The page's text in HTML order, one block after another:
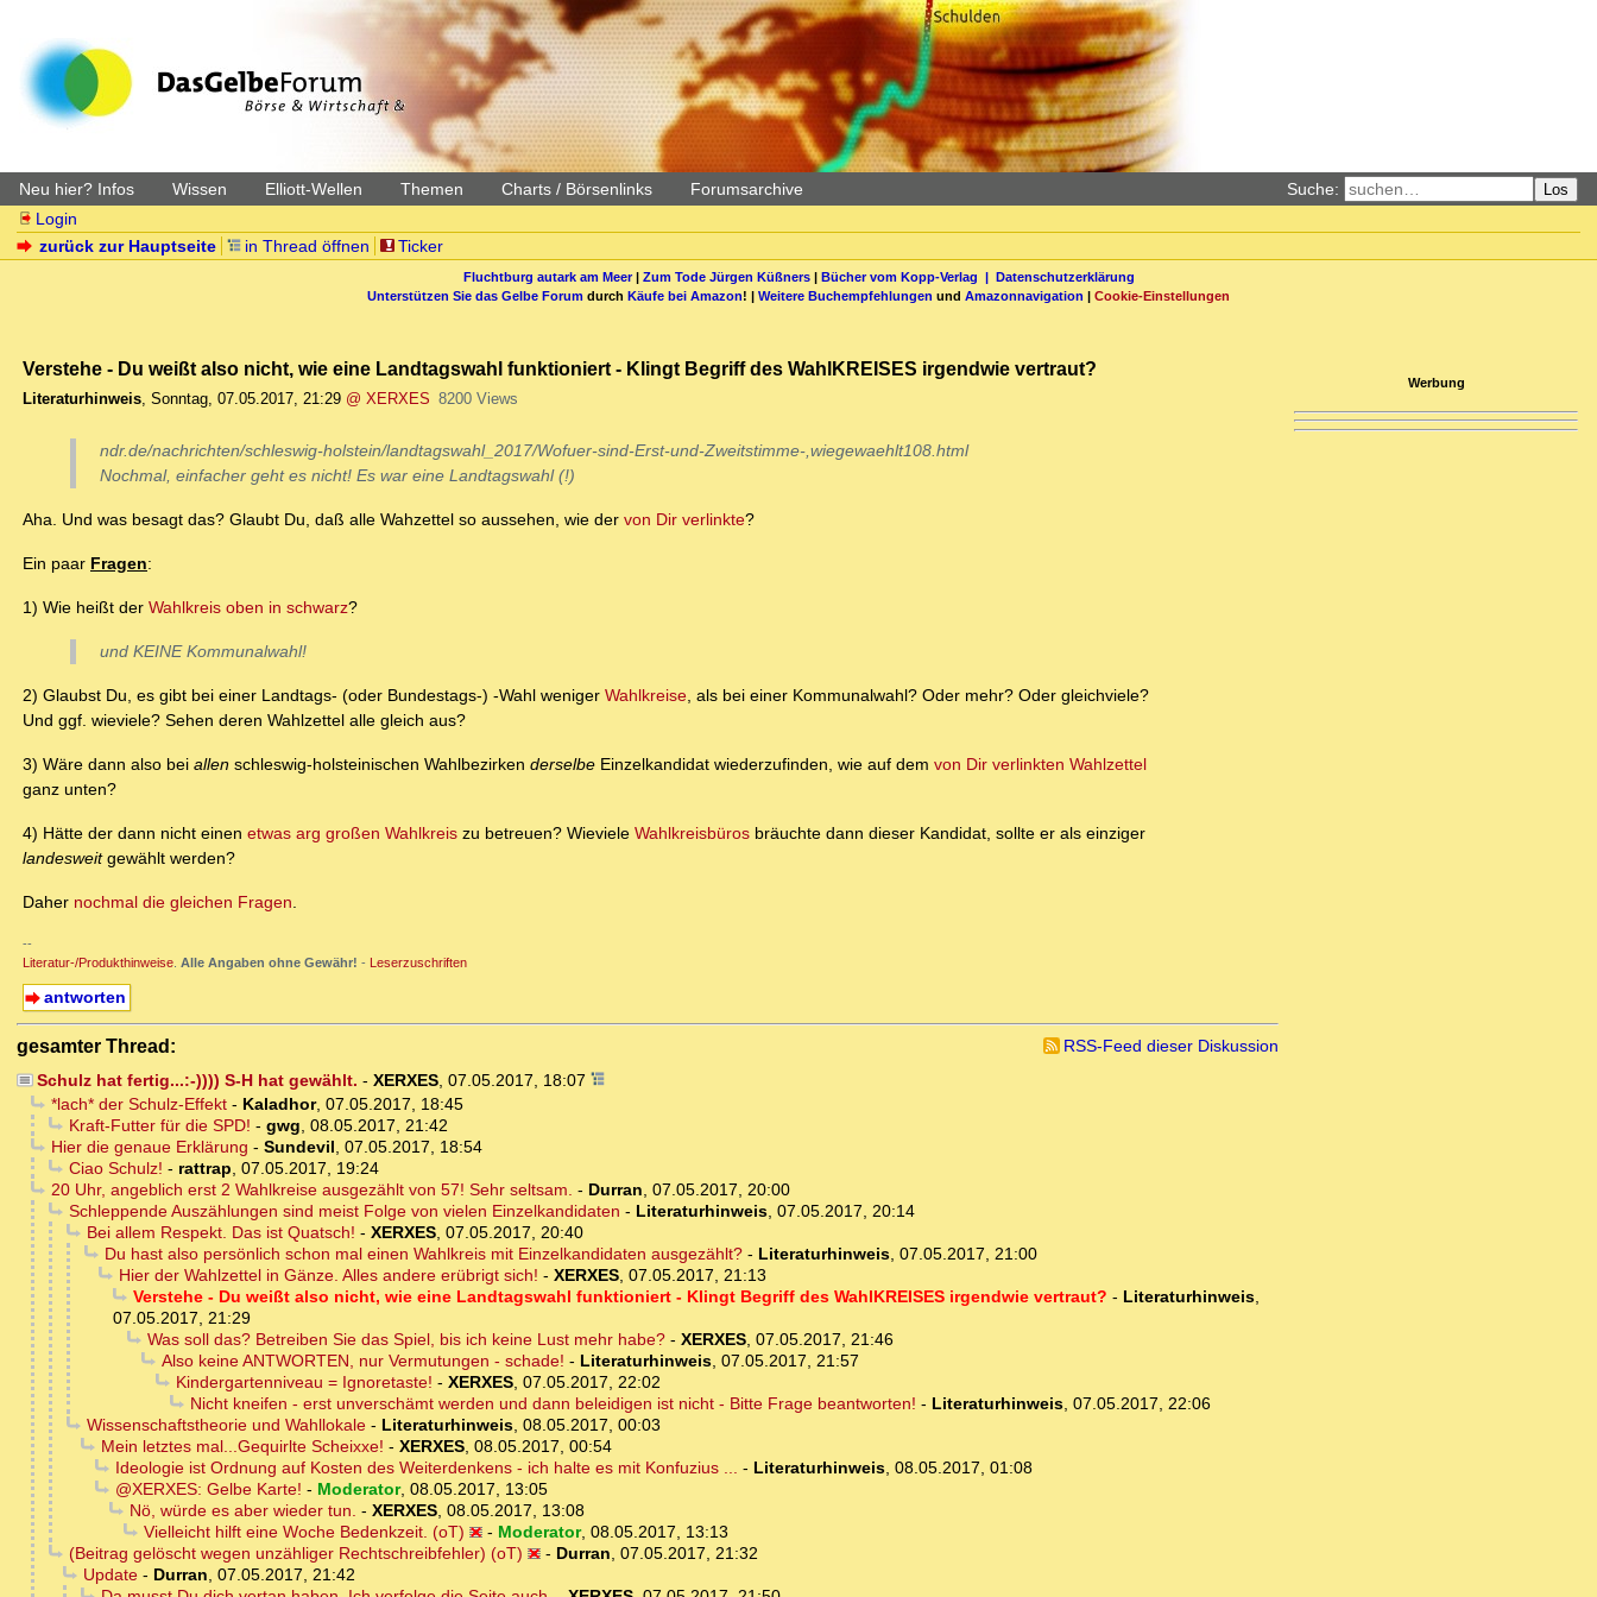
Neu hier? Infos Wissen Elliott-Wellen Themen Charts / Börsenlinks Forumsarchive Suche: Los
Login
zurück zur Hauptseite
in Thread öffnen Ticker
Fluchtburg autark am Meer| Zum Tode Jürgen Küßners| Bücher vom Kopp-Verlag | Datenschutzerklärung
Unterstützen Sie das Gelbe Forum durch Käufe bei Amazon! | Weitere Buchempfehlungen und Amazonnavigation | Cookie-Einstellungen
Verstehe - Du weißt also nicht, wie eine Landtagswahl funktioniert - Klingt Begriff des WahlKREISES irgendwie vertraut?
Literaturhinweis, Sonntag, 07.05.2017, 21:29 @ XERXES 8200 Views
ndr.de/nachrichten/schleswig-holstein/landtagswahl_2017/Wofuer-sind-Erst-und-Zweitstimme-,wiegewaehlt108.html
Nochmal, einfacher geht es nicht! Es war eine Landtagswahl (!)
Aha. Und was besagt das? Glaubt Du, daß alle Wahzettel so aussehen, wie der von Dir verlinkte?
Ein paar Fragen:
1) Wie heißt der Wahlkreis oben in schwarz?
und KEINE Kommunalwahl!
2) Glaubst Du, es gibt bei einer Landtags- (oder Bundestags-) -Wahl weniger Wahlkreise, als bei einer Kommunalwahl? Oder mehr? Oder gleichviele?
Und ggf. wieviele? Sehen deren Wahlzettel alle gleich aus?
3) Wäre dann also bei allen schleswig-holsteinischen Wahlbezirken derselbe Einzelkandidat wiederzufinden, wie auf dem von Dir verlinkten Wahlzettel
ganz unten?
4) Hätte der dann nicht einen etwas arg großen Wahlkreis zu betreuen? Wieviele Wahlkreisbüros bräuchte dann dieser Kandidat, sollte er als einziger
landesweitgewählt werden?
Daher nochmal die gleichen Fragen.
--
Literatur-/Produkthinweise. Alle Angaben ohne Gewähr! - Leserzuschriften
antworten
gesamter Thread:
RSS-Feed dieser Diskussion
Schulz hat fertig...:-)))) S-H hat gewählt. - XERXES, 07.05.2017, 18:07
*lach* der Schulz-Effekt- Kaladhor, 07.05.2017, 18:45
Kraft-Futter für die SPD! - gwg, 08.05.2017, 21:42
Hier die genaue Erklärung - Sundevil, 07.05.2017, 18:54
Ciao Schulz! - rattrap, 07.05.2017, 19:24
20 Uhr, angeblich erst 2 Wahlkreise ausgezählt von 57! Sehr seltsam. - Durran, 07.05.2017, 20:00
Schleppende Auszählungen sind meist Folge von vielen Einzelkandidaten - Literaturhinweis, 07.05.2017, 20:14
Bei allem Respekt. Das ist Quatsch! - XERXES, 07.05.2017, 20:40
Du hast also persönlich schon mal einen Wahlkreis mit Einzelkandidaten ausgezählt?- Literaturhinweis, 07.05.2017, 21:00
Hier der Wahlzettel in Gänze. Alles andere erübrigt sich! - XERXES, 07.05.2017, 21:13
Verstehe - Du weißt also nicht, wie eine Landtagswahl funktioniert - Klingt Begriff des WahlKREISES irgendwie vertraut? - Literaturhinweis,
07.05.2017, 21:29
Was soll das? Betreiben Sie das Spiel, bis ich keine Lust mehr habe?- XERXES, 07.05.2017, 21:46
Also keine ANTWORTEN, nur Vermutungen - schade! - Literaturhinweis, 07.05.2017, 21:57
Kindergartenniveau = Ignoretaste! - XERXES, 07.05.2017, 22:02
Nicht kneifen - erst unverschämt werden und dann beleidigen ist nicht - Bitte Frage beantworten! - Literaturhinweis, 07.05.2017, 22:06
Wissenschaftstheorie und Wahllokale- Literaturhinweis, 08.05.2017, 00:03
Mein letztes mal...Gequirlte Scheixxe! - XERXES, 08.05.2017, 00:54
Ideologie ist Ordnung auf Kosten des Weiterdenkens - ich halte es mit Konfuzius ... - Literaturhinweis, 08.05.2017, 01:08
@XERXES: Gelbe Karte! - Moderator, 08.05.2017, 13:05
Nö, würde es aber wieder tun. - XERXES, 08.05.2017, 13:08
Vielleicht hilft eine Woche Bedenkzeit. (oT)
- Moderator, 08.05.2017, 13:13
(Beitrag gelöscht wegen unzähliger Rechtschreibfehler) (oT)
- Durran, 07.05.2017, 21:32
Update- Durran, 07.05.2017, 21:42
Werbung